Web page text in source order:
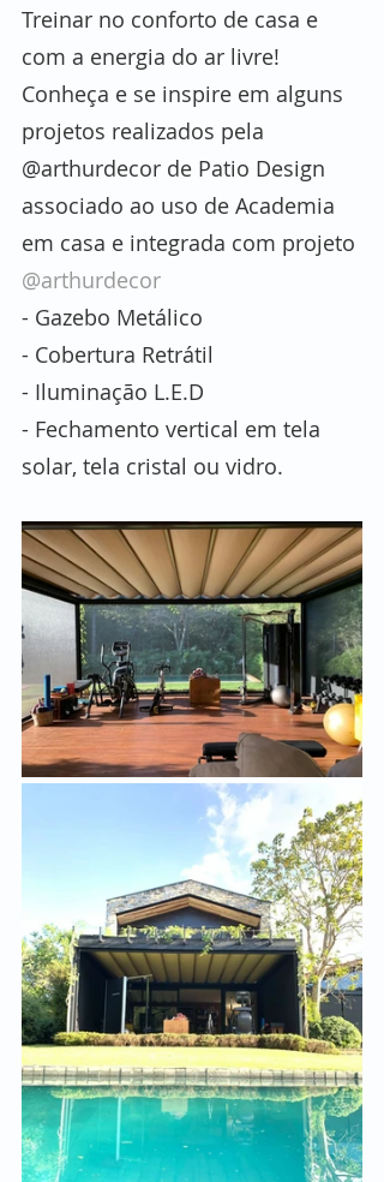
Treinar no conforto de casa e
com a energia do ar livre!
Conheça e se inspire em alguns
projetos realizados pela
@arthurdecor de Patio Design
associado ao uso de Academia
em casa e integrada com projeto
@arthurdecor
- Gazebo Metálico
- Cobertura Retrátil
- Iluminação L.E.D
- Fechamento vertical em tela
solar, tela cristal ou vidro.